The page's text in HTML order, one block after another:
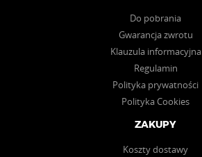
Do pobrania
Gwarancja zwrotu
Klauzula informacyjna
Regulamin
Polityka prywatności
Polityka Cookies
ZAKUPY
Koszty dostawy